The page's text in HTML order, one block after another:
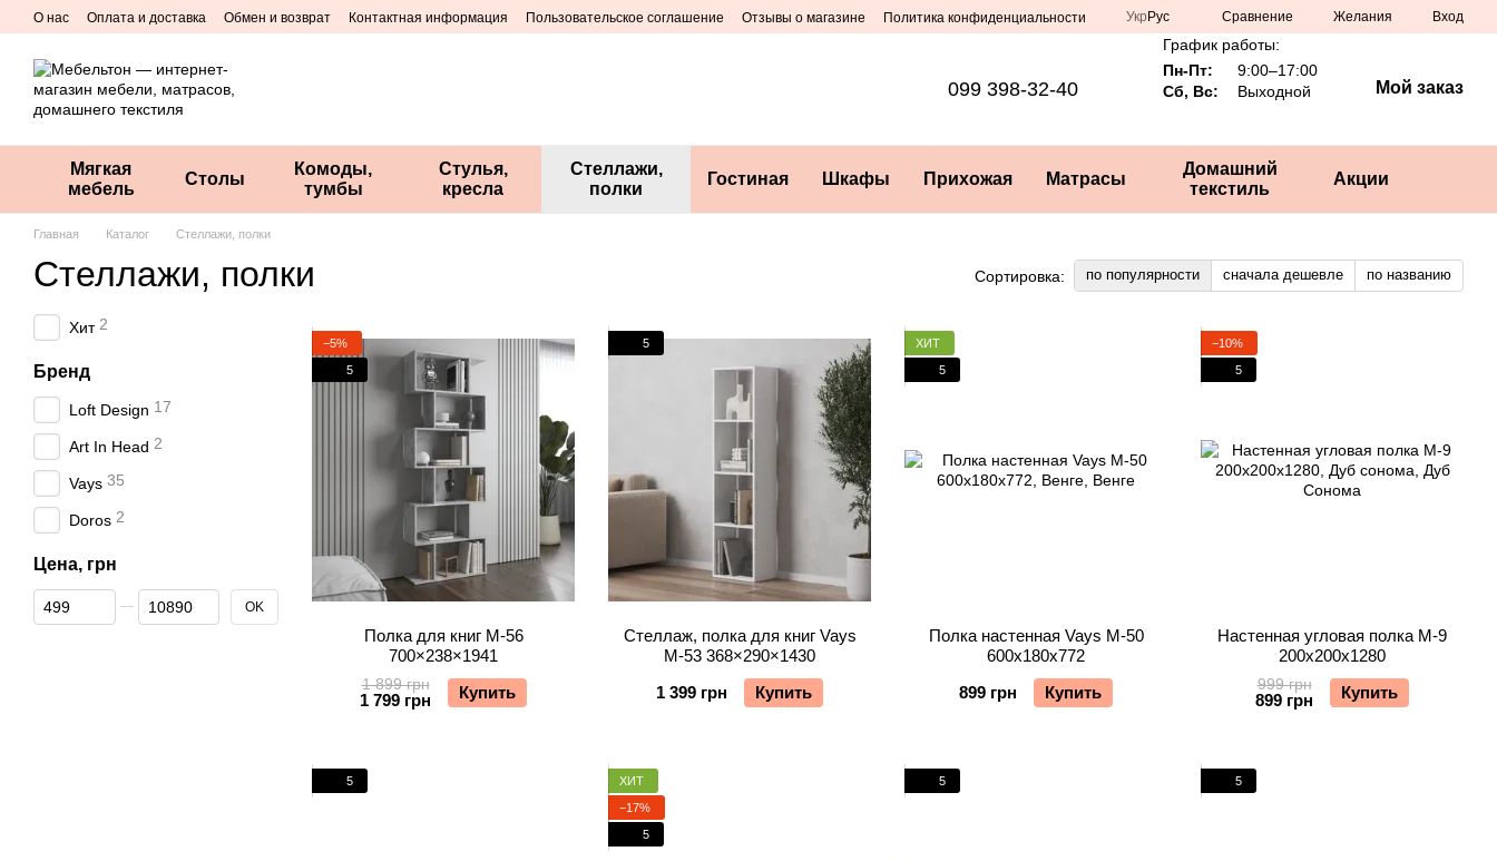
Перейти к основному контенту
О нас Оплата и доставка Обмен и возврат Контактная информация Пользовательское соглашение Отзывы о магазине Политика конфиденциальности Укр Рус Сравнение Желания Вход
099 398-32-40
График работы:
Пн-Пт:
9:00–17:00
Сб, Вс:
Выходной Мой заказ
Мягкая
мебель
Столы
Комоды,
тумбы
Стулья,
кресла
Стеллажи,
полки
Гостиная Шкафы Прихожая Матрасы
Домашний
текстиль
Акции
Главная Каталог Стеллажи, полки
Стеллажи, полки Сортировка: по популярности сначала дешевле по названию
−5%
5
Полка для книг М-56
700×238×1941
1 899 грн
1 799 грн Купить
5
Стеллаж, полка для книг Vays
М-53 368×290×1430
1 399 грн
Купить
ХИТ
5
Полка настенная Vays М-50
600х180х772
899 грн
Купить
−10%
5
Настенная угловая полка М-9
200х200х1280
999 грн
899 грн Купить
5
ХИТ
−17%
5
5 5
Хит 2
Бренд
Loft Design 17
Art In Head 2
Vays 35
Doros 2
Цена, грн
От Цена, грн
До Цена, грн OK